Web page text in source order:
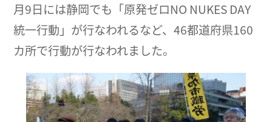
月9日には静岡でも「原発ゼロNO NUKES DAY
統一行動」が行なわれるなど、46都道府県160
カ所で行動が行なわれました。